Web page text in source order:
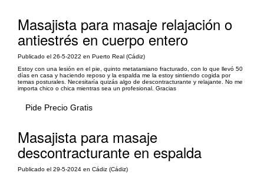
Masajista para masaje relajación o
antiestrés en cuerpo entero
Publicado el 26-5-2022 en Puerto Real (Cádiz)
Estoy con una lesión en el pie, quinto metatarsiano fracturado, con lo que llevó 50
días en casa y haciendo reposo y la espalda me la estoy sintiendo cogida por
temas posturales. Necesitaría quizás algo de descontracturante y relajante. No me
importa chico o chica mientras sea un profesional. Gracias
Pide Precio Gratis
Masajista para masaje
descontracturante en espalda
Publicado el 29-5-2024 en Cádiz (Cádiz)